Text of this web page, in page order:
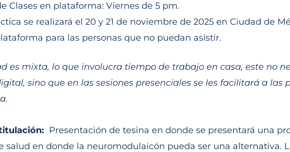
Clases en plataforma: Viernes de 5 pm.
se realizará el 20 y 21 de noviembre de 2025 en Ciudad de
para las personas que no puedan asistir.
es mixta, lo que involucra tiempo de trabajo en casa, este no
sino que en las sesiones presenciales se les facilitará a las
Presentación de tesina en donde se presentará una
salud en donde la neuromodulaicón pueda ser una alternativa.